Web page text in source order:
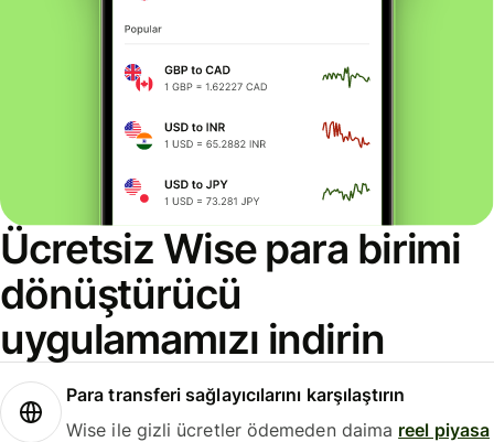
Ücretsiz Wise para birimi
dönüştürücü
uygulamamızı indirin
Para transferi sağlayıcılarını karşılaştırın
Wise ile gizli ücretler ödemeden daima reel piyasa